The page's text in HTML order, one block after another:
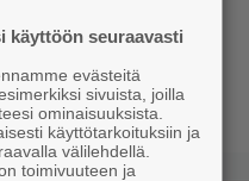
Maguiren
käyttöön seuraavasti
evästeitä
sivuista, joilla
ominaisuuksista.
käyttötarkoituksiin ja
välilehdellä.
toimivuuteen ja